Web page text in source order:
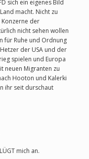
sich ein eigenes Bild
macht. Nicht zu
der
nicht sehen wollen
für Ruhe und Ordnung
der USA und der
spielen und Europa
neuen Migranten zu
Hooton und Kalerki
ihr seit durschaut
mich an.